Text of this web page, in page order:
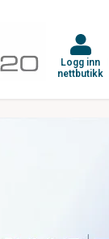
Logg inn
nettbutikk